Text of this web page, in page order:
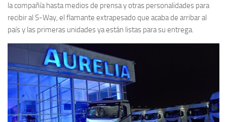
la compañía hasta medios de prensa y otras personalidades para
recibir al S-Way, el flamante extrapesado que acaba de arribar al
país y las primeras unidades ya están listas para su entrega.